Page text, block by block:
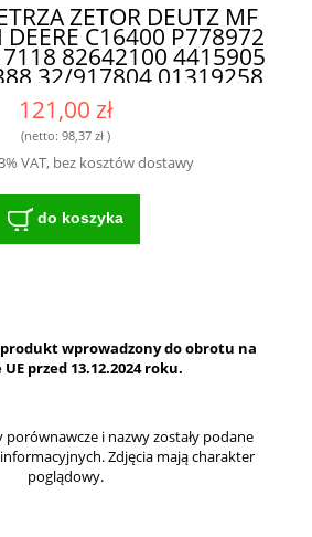
ZETOR DEUTZ MF
DEERE C16400 P778972
82642100 4415905
32/917804 01319258
- WYTRZYMAŁY FILTR
ROLNICZEGO
121,00 zł
(netto: 98,37 zł)
VAT, bez kosztów dostawy
do koszyka
produkt wprowadzony do obrotu na
przed 13.12.2024 roku.
i nazwy zostały podane
Zdjęcia mają charakter
poglądowy.